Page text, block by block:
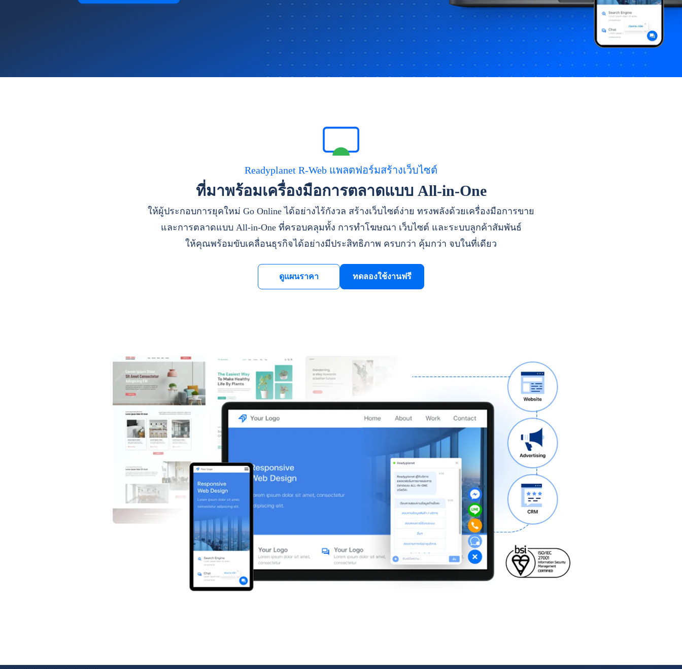
Readyplanet R-Web แพลตฟอร์มสร้างเว็บไซต์
ที่มาพร้อมเครื่องมือการตลาดแบบ All-in-One
ให้ผู้ประกอบการยุคใหม่ Go Online ได้อย่างไร้กังวล สร้างเว็บไซต์ง่าย ทรงพลังด้วยเครื่องมือการขาย
และการตลาดแบบ All-in-One ที่ครอบคลุมทั้ง การทำโฆษณา เว็บไซต์ และระบบลูกค้าสัมพันธ์
ให้คุณพร้อมขับเคลื่อนธุรกิจได้อย่างมีประสิทธิภาพ ครบกว่า คุ้มกว่า จบในที่เดียว
ดูแผนราคา ทดลองใช้งานฟรี